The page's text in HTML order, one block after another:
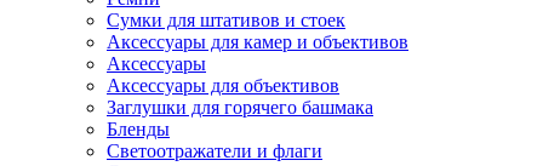
Сумки для штативов и стоек
Аксессуары для камер и объективов
Аксессуары
Аксессуары для объективов
Заглушки для горячего башмака
Бленды
Светоотражатели и флаги